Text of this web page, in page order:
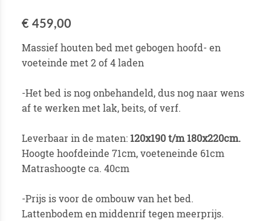
€ 459,00
Massief houten bed met gebogen hoofd- en
voeteinde met 2 of 4 laden
-Het bed is nog onbehandeld, dus nog naar wens
af te werken met lak, beits, of verf.
Leverbaar in de maten: 120x190 t/m 180x220cm.
Hoogte hoofdeinde 71cm, voeteneinde 61cm
Matrashoogte ca. 40cm
-Prijs is voor de ombouw van het bed.
Lattenbodem en middenrif tegen meerprijs.